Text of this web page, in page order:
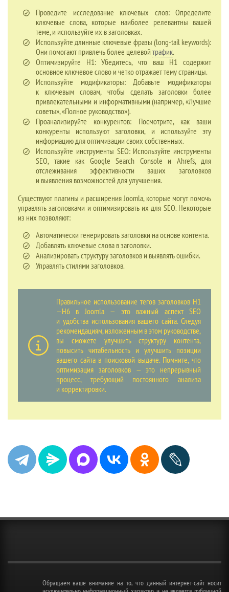
Проведите исследование ключевых слов: Определите
ключевые слова, которые наиболее релевантны вашей
теме, и используйте их в заголовках.
Используйте длинные ключевые фразы (long-tail keywords):
Они помогают привлечь более целевой трафик.
Оптимизируйте H1: Убедитесь, что ваш H1 содержит
основное ключевое слово и четко отражает тему страницы.
Используйте модификаторы: Добавьте модификаторы
к ключевым словам, чтобы сделать заголовки более
привлекательными и информативными (например, «Лучшие
советы», «Полное руководство»).
Проанализируйте конкурентов: Посмотрите, как ваши
конкуренты используют заголовки, и используйте эту
информацию для оптимизации своих собственных.
Используйте инструменты SEO: Используйте инструменты
SEO, такие как Google Search Console и Ahrefs, для
отслеживания эффективности ваших заголовков
и выявления возможностей для улучшения.
Существуют плагины и расширения Joomla, которые могут помочь
управлять заголовками и оптимизировать их для SEO. Некоторые
из них позволяют:
Автоматически генерировать заголовки на основе контента.
Добавлять ключевые слова в заголовки.
Анализировать структуру заголовков и выявлять ошибки.
Управлять стилями заголовков.
Правильное использование тегов заголовков H1
—H6 в Joomla — это важный аспект SEO
и удобства использования вашего сайта. Следуя
рекомендациям, изложенным в этом руководстве,
вы сможете улучшить структуру контента,
повысить читабельность и улучшить позиции
вашего сайта в поисковой выдаче. Помните, что
оптимизация заголовков — это непрерывный
процесс, требующий постоянного анализа
и корректировки.
Обращаем ваше внимание на то, что данный интернет-сайт носит